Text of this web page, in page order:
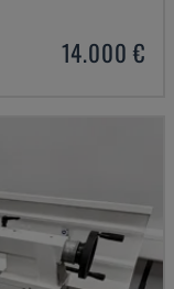
14.000 €